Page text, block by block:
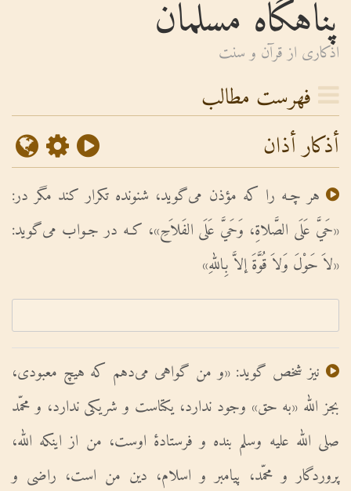
پناهگاه مسلمان
اذكارى از قرآن و سنت
فهرست مطالب
أذکار أذان
هر چـه را که مؤذن مى‌گوید، شنونده تکرار کند مگر در:
«حَيَّ عَلَى الصَّلاةِ، وَحَيَّ عَلَى الفَلاَحِ»، کـه در جـواب مى‌گوید:
«لاَ حَوْلَ وَلاَ قُوَّةَ إلاَّ بِاللهِ»
نیز شخص گوید: «و من گواهى مى‌دهم که هیچ معبودى،
بجز الله «به حق» وجود ندارد، یکتاست و شریکى ندارد، و محمّد
صلی الله علیه وسلم بنده و فرستادۀ اوست، من از اینکه الله،
پروردگار و محمّد، پیامبر و اسلام، دین من است، راضى و